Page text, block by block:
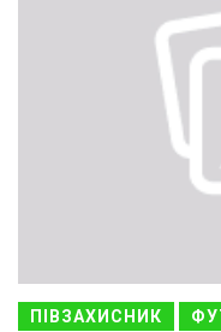
ПІВЗАХИСНИК